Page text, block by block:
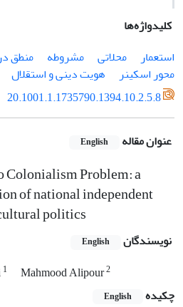
کلیدواژه‌ها
استعمار
محلاتی مشروطه منطق
محور اسکینر
هویت دینی و استقلال
20.1001.1.1735790.1394.10.2.5.8
عنوان مقاله English
Colonialism Problem: a
of national independent
politics
نویسندگان English
1 Mahmood Alipour2
چکیده English